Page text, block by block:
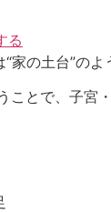
る
家の土台”のよ
ことで、子宮